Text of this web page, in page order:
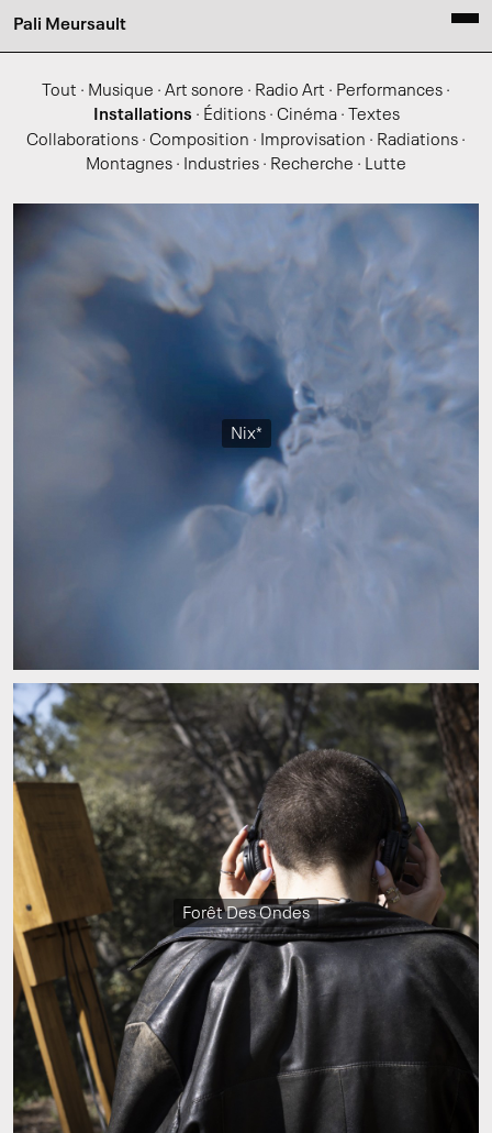
Pali Meursault
Tout · Musique · Art sonore · Radio Art · Performances ·
Installations · Éditions· Cinéma·
Textes
Collaborations · Composition · Improvisation · Radiations ·
Montagnes · Industries · Recherche · Lutte
Nix*
Forêt Des Ondes